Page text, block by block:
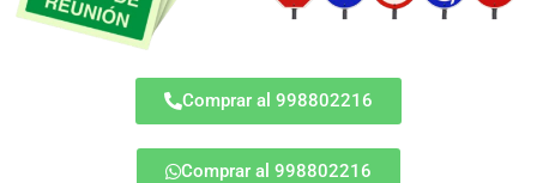
Comprar al 998802216
Comprar al 998802216